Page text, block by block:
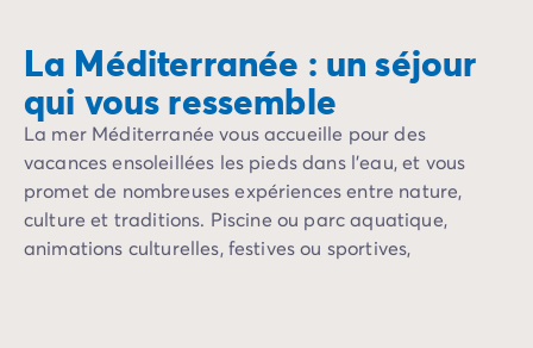
Vous pouvez aussi profiter des trésors touristiques de
L’Italies’avance entre mer Méditerranée et mer
Vous pouvez aussi vous séjourner sur la côte dalmate
La Méditerranée : un séjour
qui vous ressemble
La mer Méditerranée vous accueille pour des
vacances ensoleillées les pieds dans l’eau, et vous
promet de nombreuses expériences entre nature,
culture et traditions. Piscine ou parc aquatique,
animations culturelles, festives ou sportives,